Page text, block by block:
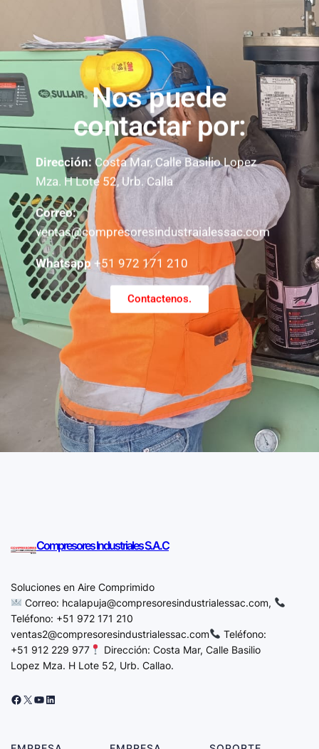
Nos puede
contactar por:
Dirección: Costa Mar, Calle Basilio Lopez
Mza. H Lote 52, Urb. Calla
Correo:
ventas@compresoresindustraialessac.com
Whatsapp+51 972 171 210
Contactenos.
Compresores Industriales S.A.C
Soluciones en Aire Comprimido
Correo: hcalapuja@compresoresindustrialessac.com,
Teléfono: +51 972 171 210
ventas2@compresoresindustrialessac.com
Teléfono:
+51 912 229 977
Dirección: Costa Mar, Calle Basilio
Lopez Mza. H Lote 52, Urb. Callao.